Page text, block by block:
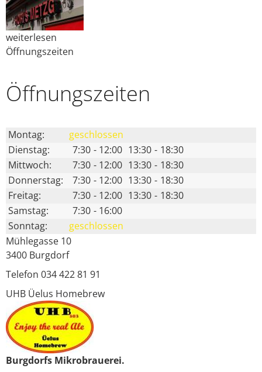
weiterlesen
Öffnungszeiten
Öffnungs­zeiten
Montag:
geschlossen
Dienstag:
7:30 - 12:00 13:30 - 18:30
Mittwoch:
7:30 - 12:00 13:30 - 18:30
Donnerstag:
7:30 - 12:00 13:30 - 18:30
Freitag:
7:30 - 12:00 13:30 - 18:30
Samstag:
7:30 - 16:00
Sonntag:
geschlossen
Mühlegasse 10
3400 Burgdorf
Telefon 034 422 81 91
UHB Üelus Homebrew
Burgdorfs Mikrobrauerei.